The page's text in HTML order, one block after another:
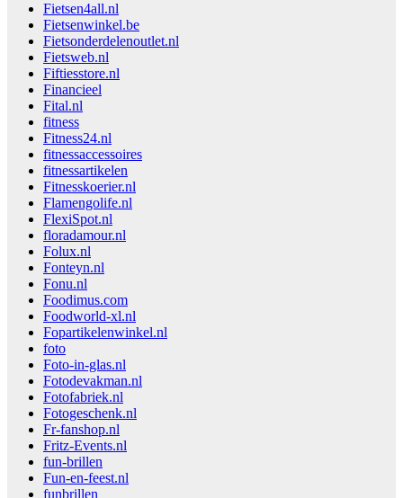
Fietsen4all.nl
Fietsenwinkel.be
Fietsonderdelenoutlet.nl
Fietsweb.nl
Fiftiesstore.nl
Financieel
Fital.nl
fitness
Fitness24.nl
fitnessaccessoires
fitnessartikelen
Fitnesskoerier.nl
Flamengolife.nl
FlexiSpot.nl
floradamour.nl
Folux.nl
Fonteyn.nl
Fonu.nl
Foodimus.com
Foodworld-xl.nl
Fopartikelenwinkel.nl
foto
Foto-in-glas.nl
Fotodevakman.nl
Fotofabriek.nl
Fotogeschenk.nl
Fr-fanshop.nl
Fritz-Events.nl
fun-brillen
Fun-en-feest.nl
funbrillen